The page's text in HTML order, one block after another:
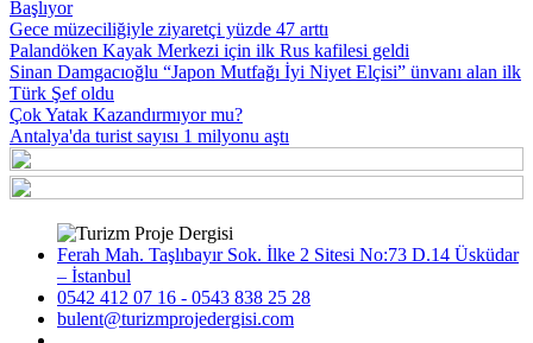
Başlıyor
Gece müzeciliğiyle ziyaretçi yüzde 47 arttı
Palandöken Kayak Merkezi için ilk Rus kafilesi geldi
Sinan Damgacıoğlu “Japon Mutfağı İyi Niyet Elçisi” ünvanı alan ilk
Türk Şef oldu
Çok Yatak Kazandırmıyor mu?
Antalya'da turist sayısı 1 milyonu aştı
Ferah Mah. Taşlıbayır Sok. İlke 2 Sitesi No:73 D.14 Üsküdar
– İstanbul
0542 412 07 16 - 0543 838 25 28
bulent@turizmprojedergisi.com